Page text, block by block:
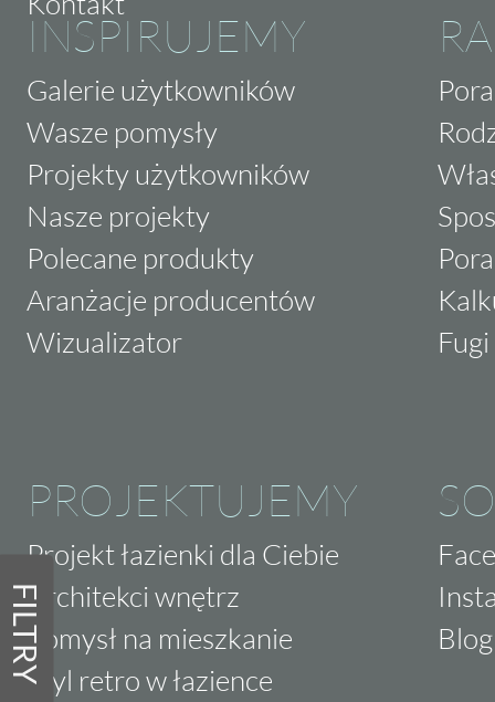
FILTRY
INSPIRUJEMY
Galerie użytkowników
Wasze pomysły
Projekty użytkowników
Nasze projekty
Polecane produkty
Aranżacje producentów
Wizualizator
PROJEKTUJEMY
Projekt łazienki dla Ciebie
Architekci wnętrz
Pomysł na mieszkanie
Styl retro w łazience
Blog